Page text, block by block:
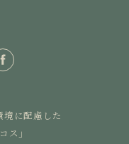
に配慮した
ス」